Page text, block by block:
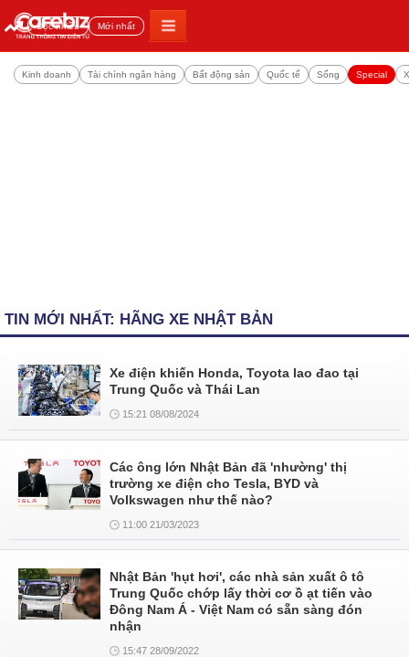
Đọc nhiều Mới nhất
Kinh doanh Tài chính ngân hàng Bất động sản Quốc tế Sống Special
TIN MỚI NHẤT: HÃNG XE NHẬT BẢN
Xe điện khiến Honda, Toyota lao đao tại
Trung Quốc và Thái Lan
15:21 08/08/2024
Các ông lớn Nhật Bản đã 'nhường' thị
trường xe điện cho Tesla, BYD và
Volkswagen như thế nào?
11:00 21/03/2023
Nhật Bản 'hụt hơi', các nhà sản xuất ô tô
Trung Quốc chớp lấy thời cơ ồ ạt tiến vào
Đông Nam Á - Việt Nam có sẵn sàng đón
nhận
15:47 28/09/2022